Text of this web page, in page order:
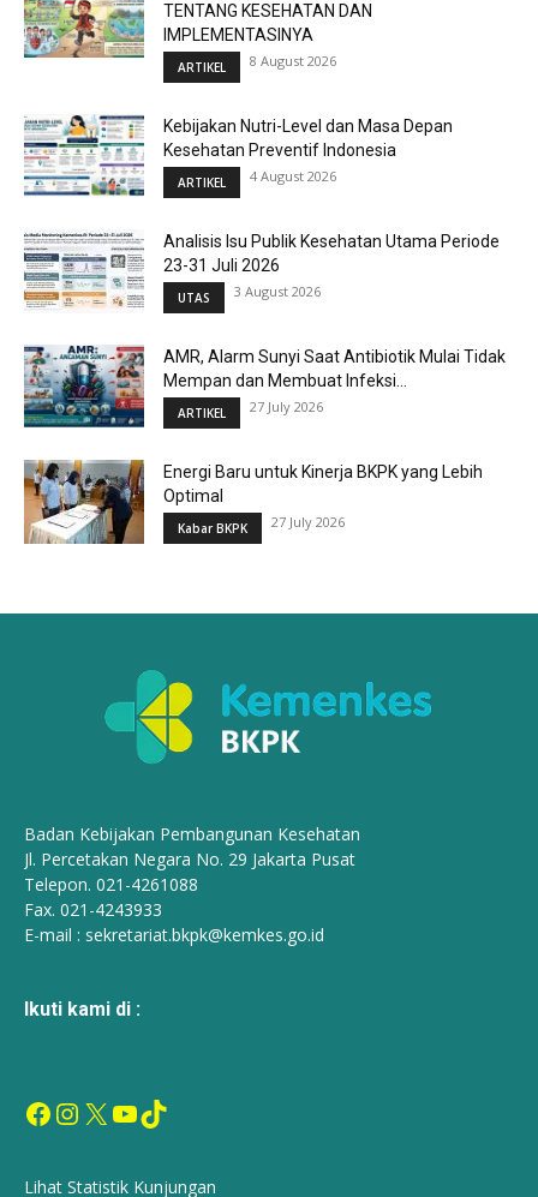
TENTANG KESEHATAN DAN
IMPLEMENTASINYA
ARTIKEL 8 August 2026
Kebijakan Nutri-Level dan Masa Depan
Kesehatan Preventif Indonesia
ARTIKEL 4 August 2026
Analisis Isu Publik Kesehatan Utama Periode
23-31 Juli 2026
UTAS 3 August 2026
AMR, Alarm Sunyi Saat Antibiotik Mulai Tidak
Mempan dan Membuat Infeksi...
ARTIKEL 27 July 2026
Energi Baru untuk Kinerja BKPK yang Lebih
Optimal
Kabar BKPK 27 July 2026
Badan Kebijakan Pembangunan Kesehatan
Jl. Percetakan Negara No. 29 Jakarta Pusat
Telepon. 021-4261088
Fax. 021-4243933
E-mail : sekretariat.bkpk@kemkes.go.id
Ikuti kami di :
Facebook
Instagram
X YouTube
TikTok
Lihat Statistik Kunjungan